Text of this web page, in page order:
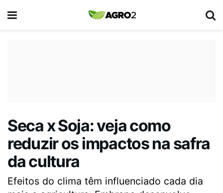
Seca x Soja: veja como
reduzir os impactos na safra
da cultura
Efeitos do clima têm influenciado cada dia